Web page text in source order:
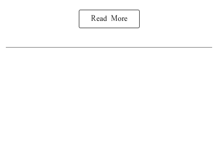
Read More